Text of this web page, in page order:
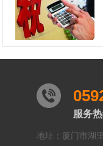
服务
地址：厦门市湖